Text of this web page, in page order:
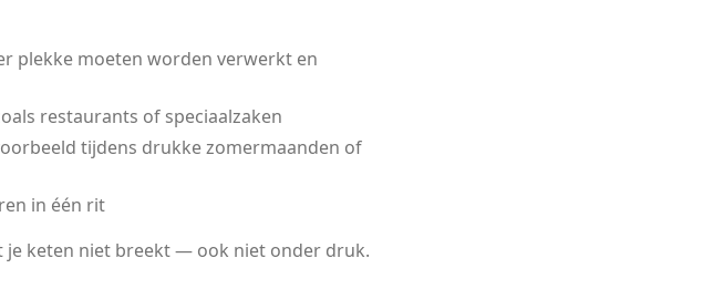
plekke moeten worden verwerkt en
restaurants of speciaalzaken
tijdens drukke zomermaanden of
in één rit
je keten niet breekt — ook niet onder druk.